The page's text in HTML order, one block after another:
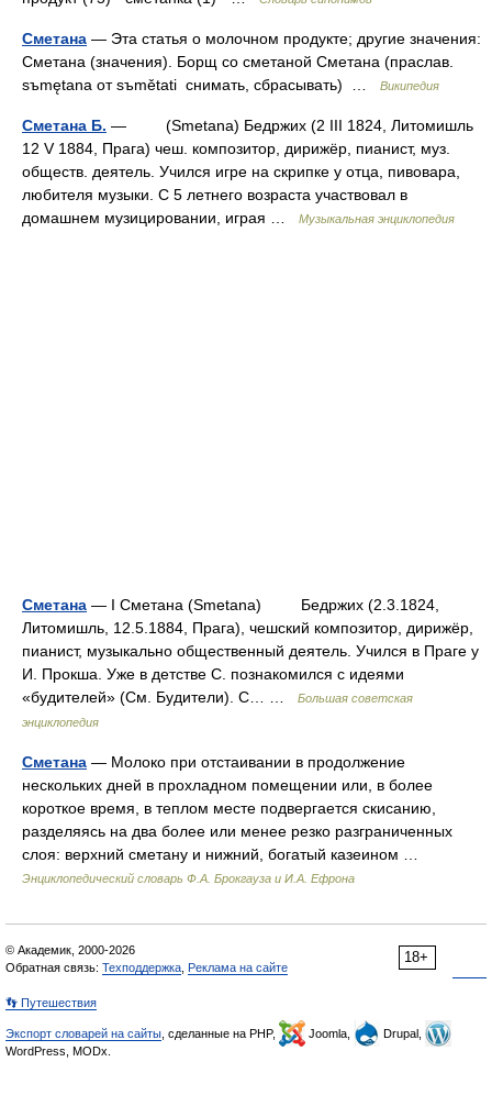
Сметана — Эта статья о молочном продукте; другие значения:
Сметана (значения). Борщ со сметаной Сметана (праслав.
sъmętana от sъmětati снимать, сбрасывать) …
Википедия
Сметана Б. — (Smetana) Бедржих (2 III 1824, Литомишль
12 V 1884, Прага) чеш. композитор, дирижёр, пианист, муз.
обществ. деятель. Учился игре на скрипке у отца, пивовара,
любителя музыки. С 5 летнего возраста участвовал в
домашнем музицировании, играя …
Музыкальная энциклопедия
Сметана — I Сметана (Smetana) Бедржих (2.3.1824,
Литомишль, 12.5.1884, Прага), чешский композитор, дирижёр,
пианист, музыкально общественный деятель. Учился в Праге у
И. Прокша. Уже в детстве С. познакомился с идеями
«будителей» (См. Будители). С… …
Большая советская
энциклопедия
Сметана — Молоко при отстаивании в продолжение
нескольких дней в прохладном помещении или, в более
короткое время, в теплом месте подвергается скисанию,
разделяясь на два более или менее резко разграниченных
слоя: верхний сметану и нижний, богатый казеином …
Энциклопедический словарь Ф.А. Брокгауза и И.А. Ефрона
18+
© Академик, 2000-2026
Обратная связь: Техподдержка Реклама на сайте
👣 Путешествия
Экспорт словарей на сайты , сделанные на PHP, Joomla,
Drupal,
WordPress, MODx.